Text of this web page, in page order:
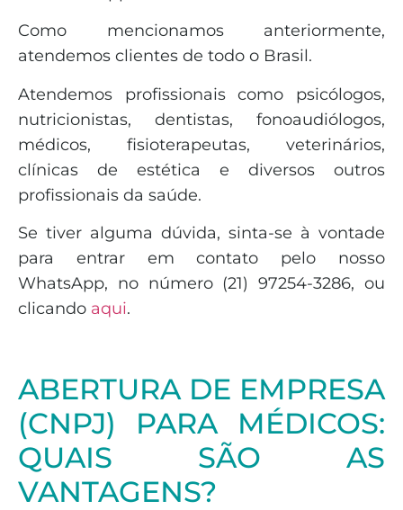
Como mencionamos anteriormente,
atendemos clientes de todo o Brasil.
Atendemos profissionais como psicólogos,
nutricionistas, dentistas, fonoaudiólogos,
médicos, fisioterapeutas, veterinários,
clínicas de estética e diversos outros
profissionais da saúde.
Se tiver alguma dúvida, sinta-se à vontade
para entrar em contato pelo nosso
WhatsApp, no número (21) 97254-3286, ou
clicando aqui.
ABERTURA DE EMPRESA
(CNPJ) PARA MÉDICOS:
QUAIS SÃO AS
VANTAGENS?